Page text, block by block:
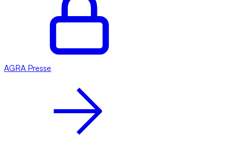
AGRA Presse